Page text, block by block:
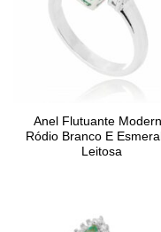
Anel Flutuante
Ródio Branco E
Leitosa